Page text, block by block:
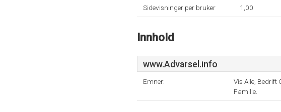
Sidevisninger per bruker 1,00
Innhold
www.Advarsel.info
Emner:
Vis Alle, Bedrift
Familie.